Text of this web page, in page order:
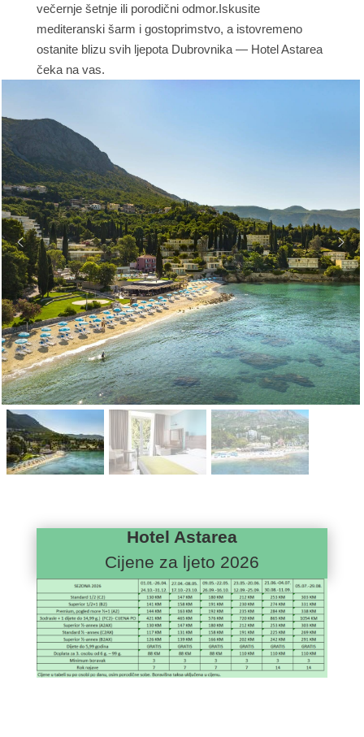
večernje šetnje ili porodični odmor.Iskusite
mediteranski šarm i gostoprimstvo, a istovremeno
ostanite blizu svih ljepota Dubrovnika — Hotel Astarea
čeka na vas.
Hotel Astarea
Cijene za ljeto 2026